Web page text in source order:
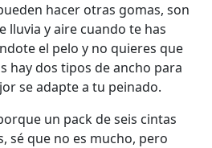
hacer otras gomas, son
lluvia y aire cuando te has
el pelo y no quieres que
hay dos tipos de ancho para
se adapte a tu peinado.
un pack de seis cintas
sé que no es mucho, pero